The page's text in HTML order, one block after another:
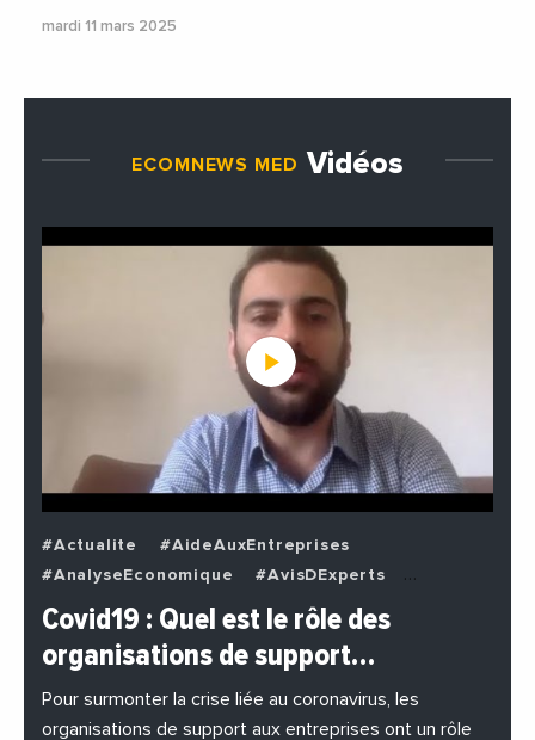
mardi 11 mars 2025
ECOMNEWS MED Vidéos
#Actualite
#AideAuxEntreprises
#AnalyseEconomique
#AvisDExperts
#BuzzNews
#Decideurs
#EchangesMediterraneens
#Economie
#EnDirectDe
#Entreprises
#Institutions
#PhotosEtVideos
Covid19 : Quel est le rôle des
organisations de support…
Pour surmonter la crise liée au coronavirus, les
organisations de support aux entreprises ont un rôle